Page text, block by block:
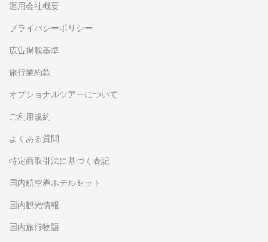
運用会社概要
プライバシーポリシー
広告掲載基準
旅行業約款
オプショナルツアーについて
ご利用規約
よくある質問
特定商取引法に基づく表記
国内航空券ホテルセット
国内観光情報
国内旅行物語